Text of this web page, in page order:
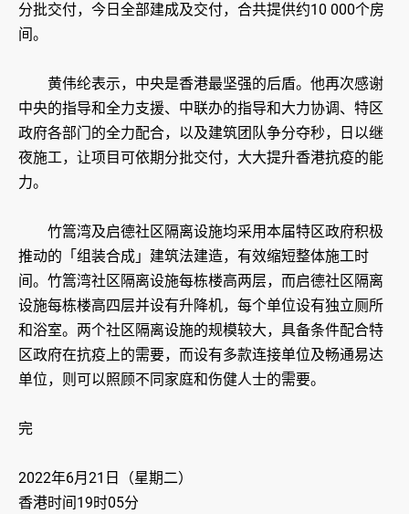
分批交付，今日全部建成及交付，合共提供约10 000个房
间。
黄伟纶表示，中央是香港最坚强的后盾。他再次感谢
中央的指导和全力支援、中联办的指导和大力协调、特区
政府各部门的全力配合，以及建筑团队争分夺秒，日以继
夜施工，让项目可依期分批交付，大大提升香港抗疫的能
力。
竹篙湾及启德社区隔离设施均采用本届特区政府积极
推动的「组装合成」建筑法建造，有效缩短整体施工时
间。竹篙湾社区隔离设施每栋楼高两层，而启德社区隔离
设施每栋楼高四层并设有升降机，每个单位设有独立厕所
和浴室。两个社区隔离设施的规模较大，具备条件配合特
区政府在抗疫上的需要，而设有多款连接单位及畅通易达
单位，则可以照顾不同家庭和伤健人士的需要。
完
2022年6月21日（星期二）
香港时间19时05分